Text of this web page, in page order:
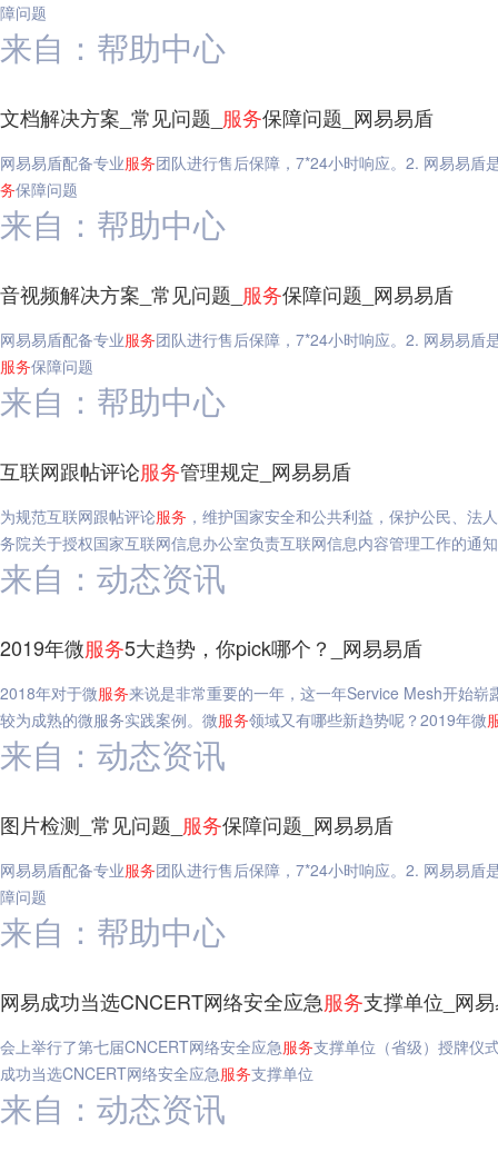
障问题
来自：帮助中心
文档解决方案_常见问题_ 服务保障问题_网易易盾
网易易盾配备专业服务团队进行售后保障，7*24小时响应。2. 网易易盾
务保障问题
来自：帮助中心
音视频解决方案_常见问题_ 服务保障问题_网易易盾
网易易盾配备专业服务团队进行售后保障，7*24小时响应。2. 网易易盾
服务保障问题
来自：帮助中心
互联网跟帖评论服务管理规定_网易易盾
为规范互联网跟帖评论服务 ，维护国家安全和公共利益，保护公民、法
务院关于授权国家互联网信息办公室负责互联网信息内容管理工作的通
来自：动态资讯
2019年微服务5大趋势，你pick哪个？_网易易盾
2018年对于微服务来说是非常重要的一年，这一年Service Mesh开始崭
较为成熟的微服务实践案例。微服务领域又有哪些新趋势呢？2019年微
来自：动态资讯
图片检测_常见问题_ 服务保障问题_网易易盾
网易易盾配备专业服务团队进行售后保障，7*24小时响应。2. 网易易盾
障问题
来自：帮助中心
网易成功当选CNCERT网络安全应急服务支撑单位_网
会上举行了第七届CNCERT网络安全应急服务支撑单位（省级）授牌仪
成功当选CNCERT网络安全应急服务支撑单位
来自：动态资讯